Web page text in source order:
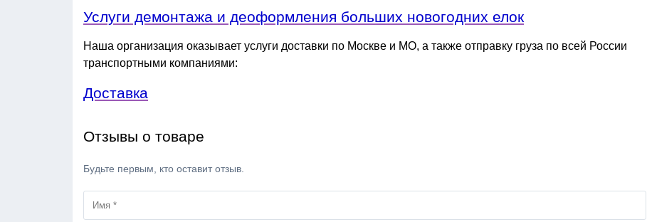
Услуги демонтажа и деоформления больших новогодних елок
Наша организация оказывает услуги доставки по Москве и МО, а также отправку груза по всей России
транспортными компаниями:
Доставка
Отзывы о товаре
Будьте первым, кто оставит отзыв.